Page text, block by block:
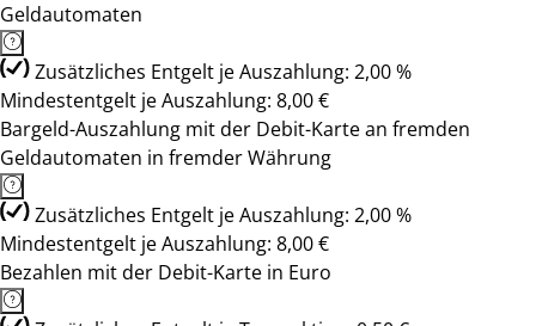
Geldautomaten
Zusätzliches Entgelt je Auszahlung: 2,00 %
Mindestentgelt je Auszahlung: 8,00 €
Bargeld-Auszahlung mit der Debit-Karte an fremden
Geldautomaten in fremder Währung
Zusätzliches Entgelt je Auszahlung: 2,00 %
Mindestentgelt je Auszahlung: 8,00 €
Bezahlen mit der Debit-Karte in Euro